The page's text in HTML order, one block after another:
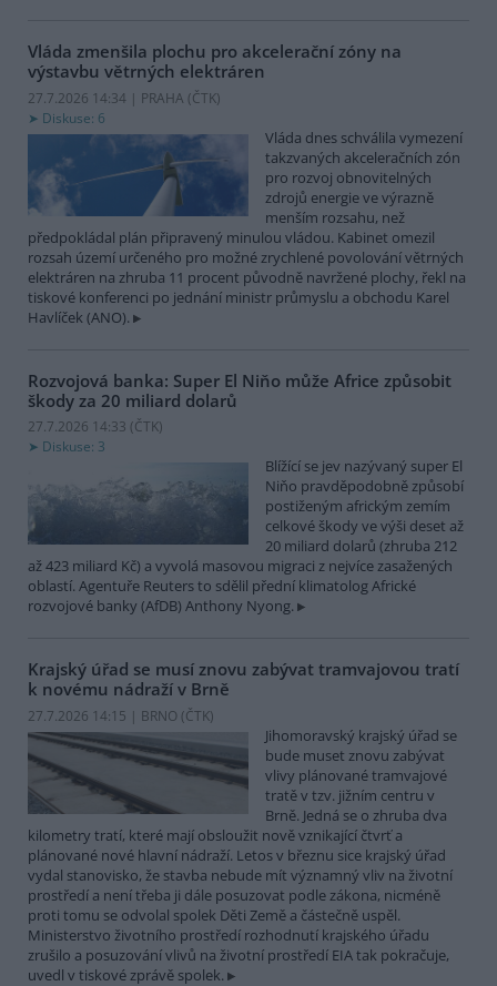
Vláda zmenšila plochu pro akcelerační zóny na
výstavbu větrných elektráren
27.7.2026 14:34 | PRAHA (ČTK)
Diskuse: 6
Vláda dnes schválila vymezení
takzvaných akceleračních zón
pro rozvoj obnovitelných
zdrojů energie ve výrazně
menším rozsahu, než
předpokládal plán připravený minulou vládou. Kabinet omezil
rozsah území určeného pro možné zrychlené povolování větrných
elektráren na zhruba 11 procent původně navržené plochy, řekl na
tiskové konferenci po jednání ministr průmyslu a obchodu Karel
Havlíček (ANO).
Rozvojová banka: Super El Niňo může Africe způsobit
škody za 20 miliard dolarů
27.7.2026 14:33 (ČTK)
Diskuse: 3
Blížící se jev nazývaný super El
Niňo pravděpodobně způsobí
postiženým africkým zemím
celkové škody ve výši deset až
20 miliard dolarů (zhruba 212
až 423 miliard Kč) a vyvolá masovou migraci z nejvíce zasažených
oblastí. Agentuře Reuters to sdělil přední klimatolog Africké
rozvojové banky (AfDB) Anthony Nyong.
Krajský úřad se musí znovu zabývat tramvajovou tratí
k novému nádraží v Brně
27.7.2026 14:15 | BRNO (ČTK)
Jihomoravský krajský úřad se
bude muset znovu zabývat
vlivy plánované tramvajové
tratě v tzv. jižním centru v
Brně. Jedná se o zhruba dva
kilometry tratí, které mají obsloužit nově vznikající čtvrť a
plánované nové hlavní nádraží. Letos v březnu sice krajský úřad
vydal stanovisko, že stavba nebude mít významný vliv na životní
prostředí a není třeba ji dále posuzovat podle zákona, nicméně
proti tomu se odvolal spolek Děti Země a částečně uspěl.
Ministerstvo životního prostředí rozhodnutí krajského úřadu
zrušilo a posuzování vlivů na životní prostředí EIA tak pokračuje,
uvedl v tiskové zprávě spolek.